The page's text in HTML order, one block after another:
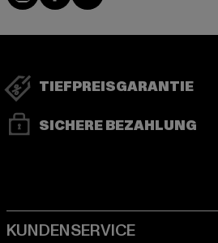
TIEFPREISGARANTIE
SICHERE BEZAHLUNG